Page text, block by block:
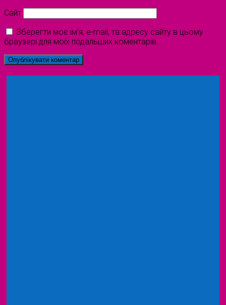
Сайт
Зберегти моє ім'я, e-mail, та адресу сайту в цьому
браузері для моїх подальших коментарів.